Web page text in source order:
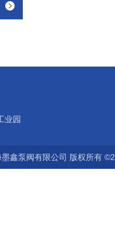
业园
墨鑫泵阀有限公司 版权所有